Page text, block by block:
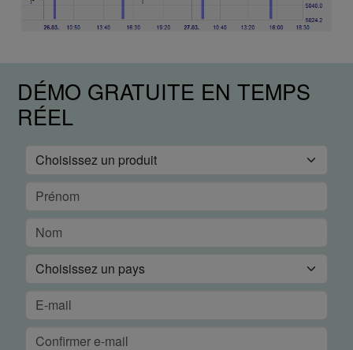
DÉMO GRATUITE EN TEMPS
RÉEL